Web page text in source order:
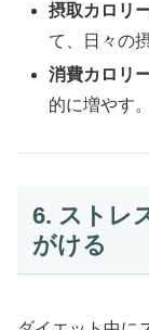
摂取カロリ
て、日々の
消費カロリ
的に増やす。
6. ストレ
がける